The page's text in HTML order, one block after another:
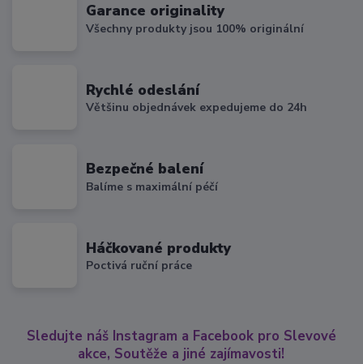
Garance originality
Všechny produkty jsou 100% originální
Rychlé odeslání
Většinu objednávek expedujeme do 24h
Bezpečné balení
Balíme s maximální péčí
Háčkované produkty
Poctivá ruční práce
Sledujte náš Instagram a Facebook pro Slevové
akce, Soutěže a jiné zajímavosti!